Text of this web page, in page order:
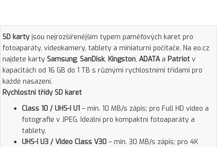
SD karty jsou nejrozšířenějším typem paměťových karet pro
fotoaparáty, videokamery, tablety a miniaturní počítače. Na eo.cz
najdete karty Samsung, SanDisk, Kingston, ADATAa Patriot v
kapacitách od 16 GB do 1 TB s různými rychlostními třídami pro
každé nasazení.
Rychlostní třídy SD karet
Class 10 / UHS-I U1 – min. 10 MB/s zápis; pro Full HD video a
fotografie v JPEG. Ideální pro kompaktní fotoaparáty a
tablety.
UHS-I U3 / Video Class V30 – min. 30 MB/s zápis; pro 4K